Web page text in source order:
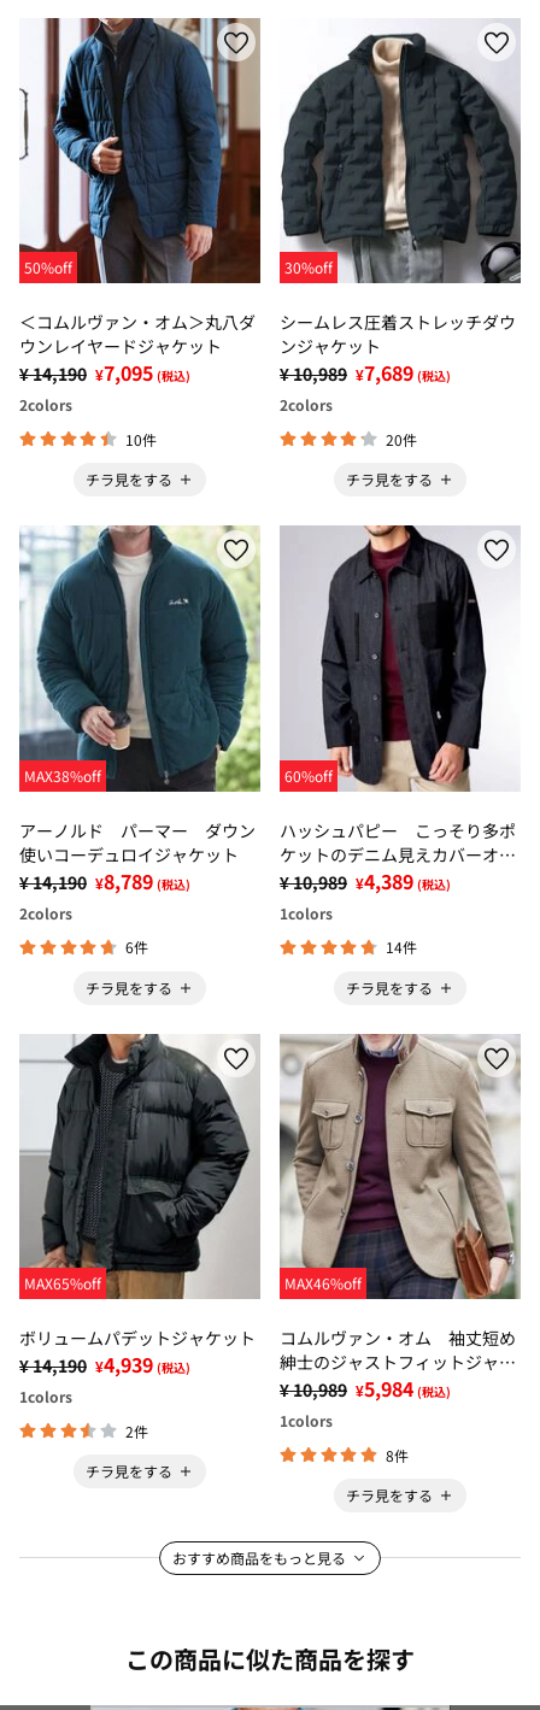
50%off
＜コムルヴァン・オム＞丸八ダ
ウンレイヤードジャケット
¥ 14,190 ¥7,095 (税込)
2colors
10件
チラ見をする
30%off
シームレス圧着ストレッチダウ
ンジャケット
¥ 10,989 ¥7,689 (税込)
2colors
20件
チラ見をする
MAX38%off
アーノルド パーマー ダウン
使いコーデュロイジャケット
¥ 14,190 ¥8,789 (税込)
2colors
6件
チラ見をする
60%off
ハッシュパピー こっそり多ポ
ケットのデニム見えカバーオー
ル
¥ 10,989 ¥4,389 (税込)
1colors
14件
チラ見をする
MAX65%off
ボリュームパデットジャケット
¥ 14,190 ¥4,939 (税込)
1colors
2件
チラ見をする
MAX46%off
コムルヴァン・オム 袖丈短め
紳士のジャストフィットジャケ
ット
¥ 10,989 ¥5,984 (税込)
1colors
8件
チラ見をする
おすすめ商品をもっと見る
この商品に似た商品を探す